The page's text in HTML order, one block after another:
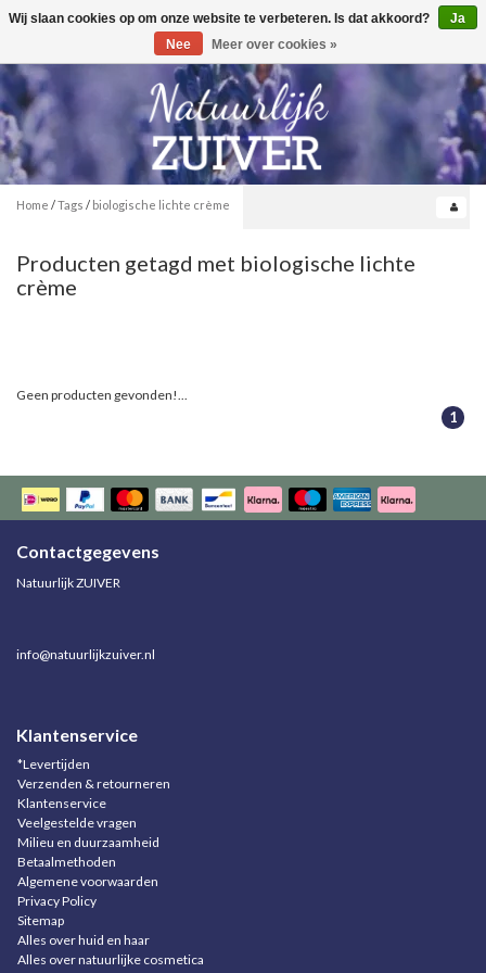
Toggle
0
Home /Tags / biologische lichte crème
Producten getagd met biologische lichte
crème
Geen producten gevonden!...
1
Contactgegevens
Natuurlijk ZUIVER
info@natuurlijkzuiver.nl
Klantenservice
*Levertijden
Verzenden & retourneren
Klantenservice
Veelgestelde vragen
Milieu en duurzaamheid
Betaalmethoden
Algemene voorwaarden
Privacy Policy
Sitemap
Alles over huid en haar
Alles over natuurlijke cosmetica
Wij slaan cookies op om onze website te verbeteren. Is dat akkoord?
Ja
Nee
Meer over cookies »